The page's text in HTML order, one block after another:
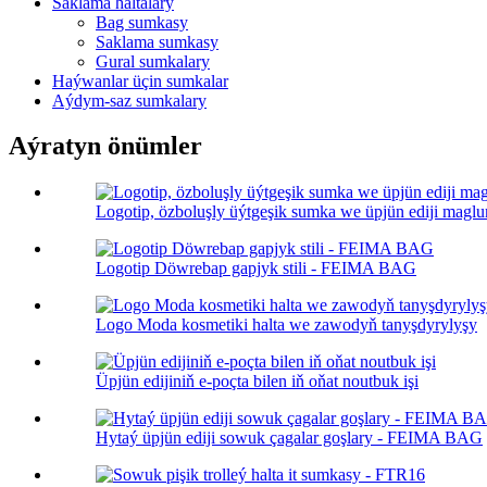
Bag sumkasy
Saklama sumkasy
Gural sumkalary
Haýwanlar üçin sumkalar
Aýdym-saz sumkalary
Aýratyn önümler
Logotip, özboluşly üýtgeşik sumka we üpjün ediji
Logotip Döwrebap gapjyk stili - FEIMA BAG
Logo Moda kosmetiki halta we zawodyň tanyşdyrylyşy
Üpjün edijiniň e-poçta bilen iň oňat noutbuk işi
Hytaý üpjün ediji sowuk çagalar goşlary - FEIMA BAG